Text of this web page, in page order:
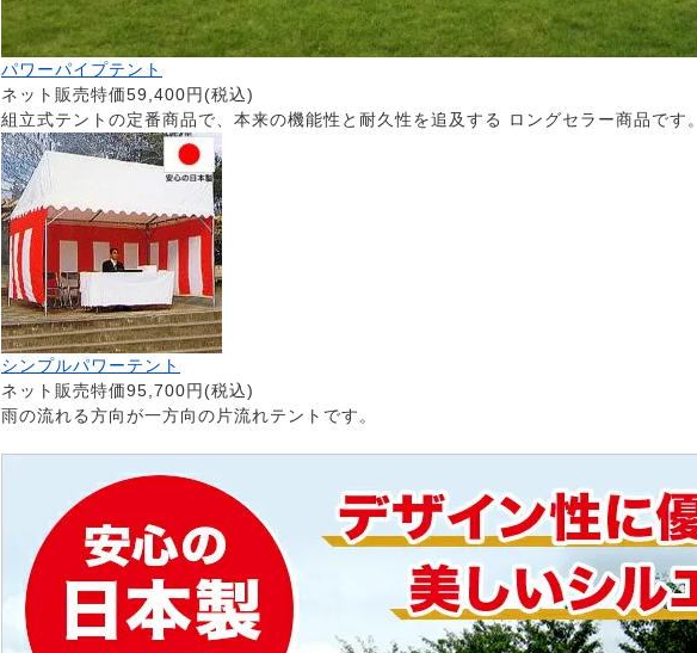
パワーパイプテント
ネット販売特価59,400円(税込)
組立式テントの定番商品で、本来の機能性と耐久性を追及する ロングセラー商品です。
シンプルパワーテント
ネット販売特価95,700円(税込)
雨の流れる方向が一方向の片流れテントです。